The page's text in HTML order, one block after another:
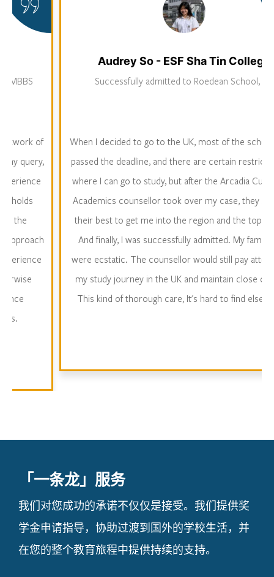
of
Audrey So - ESF Sha Tin College
Successfully admitted to Roedean School, UK
When I decided to go to the UK, most of the schools have
passed the deadline, and there are certain restrictions on
where I can go to study, but after the Arcadia Curriculum
Academics counsellor took over my case, they still tried
their best to get me into the region and the top school.
And finally, I was successfully admitted. My family and I
were ecstatic. The counsellor would still pay attention to
my study journey in the UK and maintain close contact.
This kind of thorough care, It's hard to find elsewhere.
「一条龙」服务
我们对您成功的承诺不仅仅是接受。我们提供奖
学金申请指导，协助过渡到国外的学校生活，并
在您的整个教育旅程中提供持续的支持。